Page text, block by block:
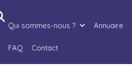
Qui sommes-nous ? Annuaire
FAQ Contact